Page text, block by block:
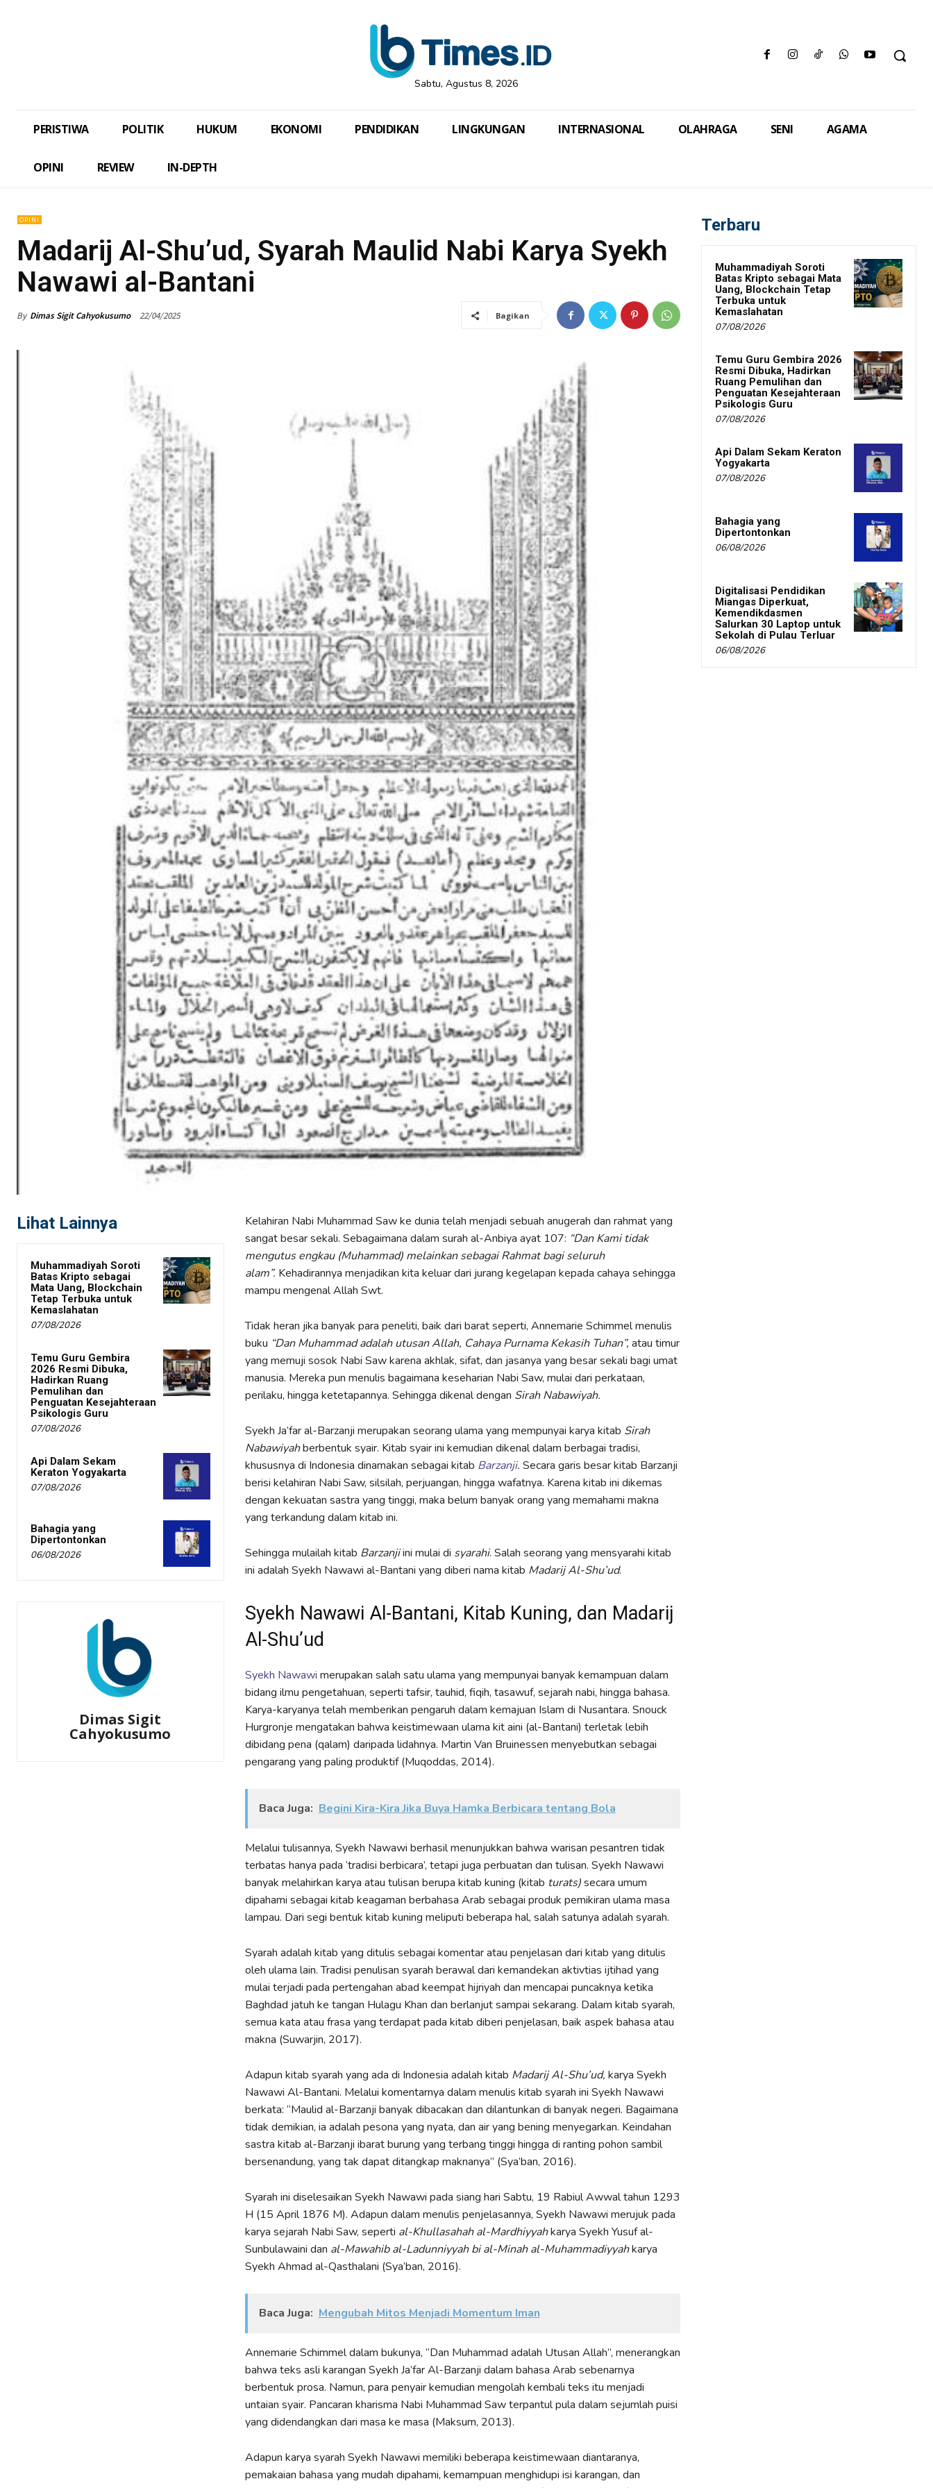
Sabtu, Agustus 8, 2026
PERISTIWA POLITIK HUKUM EKONOMI PENDIDIKAN LINGKUNGAN INTERNASIONAL OLAHRAGA SENI AGAMA
OPINI REVIEW IN-DEPTH
OPINI
Madarij Al-Shu’ud, Syarah Maulid Nabi Karya Syekh
Nawawi al-Bantani
By Dimas Sigit Cahyokusumo 22/04/2025 Bagikan
Lihat Lainnya
Muhammadiyah Soroti
Batas Kripto sebagai
Mata Uang, Blockchain
Tetap Terbuka untuk
Kemaslahatan
07/08/2026
Temu Guru Gembira
2026 Resmi Dibuka,
Hadirkan Ruang
Pemulihan dan
Penguatan Kesejahteraan
Psikologis Guru
07/08/2026
Api Dalam Sekam
Keraton Yogyakarta
07/08/2026
Bahagia yang
Dipertontonkan
06/08/2026
Dimas Sigit
Cahyokusumo
Kelahiran Nabi Muhammad Saw ke dunia telah menjadi sebuah anugerah dan rahmat yang
sangat besar sekali. Sebagaimana dalam surah al-Anbiya ayat 107: “Dan Kami tidak
mengutus engkau (Muhammad) melainkan sebagai Rahmat bagi seluruh
alam”. Kehadirannya menjadikan kita keluar dari jurang kegelapan kepada cahaya sehingga
mampu mengenal Allah Swt.
Tidak heran jika banyak para peneliti, baik dari barat seperti, Annemarie Schimmel menulis
buku “Dan Muhammad adalah utusan Allah, Cahaya Purnama Kekasih Tuhan”, atau timur
yang memuji sosok Nabi Saw karena akhlak, sifat, dan jasanya yang besar sekali bagi umat
manusia. Mereka pun menulis bagaimana keseharian Nabi Saw, mulai dari perkataan,
perilaku, hingga ketetapannya. Sehingga dikenal dengan Sirah Nabawiyah.
Syekh Ja’far al-Barzanji merupakan seorang ulama yang mempunyai karya kitab Sirah
Nabawiyahberbentuk syair. Kitab syair ini kemudian dikenal dalam berbagai tradisi,
khususnya di Indonesia dinamakan sebagai kitab Barzanji. Secara garis besar kitab Barzanji
berisi kelahiran Nabi Saw, silsilah, perjuangan, hingga wafatnya. Karena kitab ini dikemas
dengan kekuatan sastra yang tinggi, maka belum banyak orang yang memahami makna
yang terkandung dalam kitab ini.
Sehingga mulailah kitab Barzanjiini mulai di syarahi. Salah seorang yang mensyarahi kitab
ini adalah Syekh Nawawi al-Bantani yang diberi nama kitab Madarij Al-Shu’ud.
Syekh Nawawi Al-Bantani, Kitab Kuning, dan Madarij
Al-Shu’ud
Syekh Nawawi merupakan salah satu ulama yang mempunyai banyak kemampuan dalam
bidang ilmu pengetahuan, seperti tafsir, tauhid, fiqih, tasawuf, sejarah nabi, hingga bahasa.
Karya-karyanya telah memberikan pengaruh dalam kemajuan Islam di Nusantara. Snouck
Hurgronje mengatakan bahwa keistimewaan ulama kit aini (al-Bantani) terletak lebih
dibidang pena (qalam) daripada lidahnya. Martin Van Bruinessen menyebutkan sebagai
pengarang yang paling produktif (Muqoddas, 2014).
Baca Juga: Begini Kira-Kira Jika Buya Hamka Berbicara tentang Bola
Melalui tulisannya, Syekh Nawawi berhasil menunjukkan bahwa warisan pesantren tidak
terbatas hanya pada ‘tradisi berbicara’, tetapi juga perbuatan dan tulisan. Syekh Nawawi
banyak melahirkan karya atau tulisan berupa kitab kuning (kitab turats)secara umum
dipahami sebagai kitab keagaman berbahasa Arab sebagai produk pemikiran ulama masa
lampau. Dari segi bentuk kitab kuning meliputi beberapa hal, salah satunya adalah syarah.
Syarah adalah kitab yang ditulis sebagai komentar atau penjelasan dari kitab yang ditulis
oleh ulama lain. Tradisi penulisan syarah berawal dari kemandekan aktivtias ijtihad yang
mulai terjadi pada pertengahan abad keempat hijriyah dan mencapai puncaknya ketika
Baghdad jatuh ke tangan Hulagu Khan dan berlanjut sampai sekarang. Dalam kitab syarah,
semua kata atau frasa yang terdapat pada kitab diberi penjelasan, baik aspek bahasa atau
makna (Suwarjin, 2017).
Adapun kitab syarah yang ada di Indonesia adalah kitab Madarij Al-Shu’ud, karya Syekh
Nawawi Al-Bantani. Melalui komentarnya dalam menulis kitab syarah ini Syekh Nawawi
berkata: “Maulid al-Barzanji banyak dibacakan dan dilantunkan di banyak negeri. Bagaimana
tidak demikian, ia adalah pesona yang nyata, dan air yang bening menyegarkan. Keindahan
sastra kitab al-Barzanji ibarat burung yang terbang tinggi hingga di ranting pohon sambil
bersenandung, yang tak dapat ditangkap maknanya” (Sya’ban, 2016).
Syarah ini diselesaikan Syekh Nawawi pada siang hari Sabtu, 19 Rabiul Awwal tahun 1293
H (15 April 1876 M). Adapun dalam menulis penjelasannya, Syekh Nawawi merujuk pada
karya sejarah Nabi Saw, seperti al-Khullasahah al-Mardhiyyahkarya Syekh Yusuf al-
Sunbulawaini dan al-Mawahib al-Ladunniyyah bi al-Minah al-Muhammadiyyahkarya
Syekh Ahmad al-Qasthalani (Sya’ban, 2016).
Baca Juga: Mengubah Mitos Menjadi Momentum Iman
Annemarie Schimmel dalam bukunya, “Dan Muhammad adalah Utusan Allah”, menerangkan
bahwa teks asli karangan Syekh Ja’far Al-Barzanji dalam bahasa Arab sebenarnya
berbentuk prosa. Namun, para penyair kemudian mengolah kembali teks itu menjadi
untaian syair. Pancaran kharisma Nabi Muhammad Saw terpantul pula dalam sejumlah puisi
yang didendangkan dari masa ke masa (Maksum, 2013).
Adapun karya syarah Syekh Nawawi memiliki beberapa keistimewaan diantaranya,
pemakaian bahasa yang mudah dipahami, kemampuan menghidupi isi karangan, dan
Terbaru
Muhammadiyah Soroti
Batas Kripto sebagai Mata
Uang, Blockchain Tetap
Terbuka untuk
Kemaslahatan
07/08/2026
Temu Guru Gembira 2026
Resmi Dibuka, Hadirkan
Ruang Pemulihan dan
Penguatan Kesejahteraan
Psikologis Guru
07/08/2026
Api Dalam Sekam Keraton
Yogyakarta
07/08/2026
Bahagia yang
Dipertontonkan
06/08/2026
Digitalisasi Pendidikan
Miangas Diperkuat,
Kemendikdasmen
Salurkan 30 Laptop untuk
Sekolah di Pulau Terluar
06/08/2026